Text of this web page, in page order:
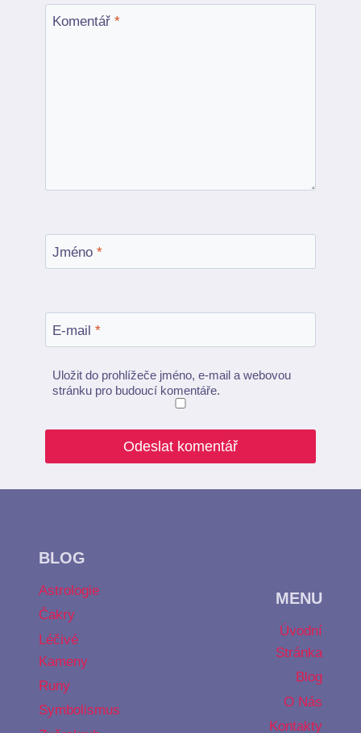
Komentář *
Jméno *
E-mail *
Uložit do prohlížeče jméno, e-mail a webovou
stránku pro budoucí komentáře.
BLOG
Astrologie
Čakry
Léčivé
Kameny
Runy
Symbolismus
MENU
Úvodní
Stránka
Blog
O Nás
Kontakty